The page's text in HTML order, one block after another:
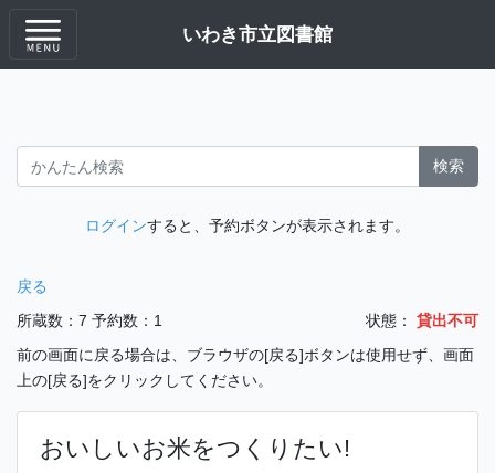
いわき市立図書館
検索
ログインすると、予約ボタンが表示されます。
戻る
所蔵数：7 予約数：1 状態：
貸出不可
前の画面に戻る場合は、ブラウザの[戻る]ボタンは使用せず、画面
上の[戻る]をクリックしてください。
おいしいお米をつくりたい!